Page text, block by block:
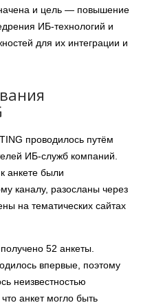
и цель — повышение
ИБ-технологий и
для их интеграции и
проводилось путём
ИБ-служб компаний.
анкете были
каналу, разосланы через
на тематических сайтах
52 анкеты.
впервые, поэтому
неизвестностью
анкет могло быть